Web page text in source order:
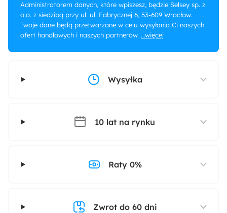
Administratorem danych, które wpiszesz, będzie Selsey sp. z
o.o. z siedzibą przy ul. ul. Fabrycznej 6, 53-609 Wrocław.
Twoje dane będą przetwarzane w celu wysyłania Ci naszych
ofert handlowych i naszych partnerów. ...więcej
Wysyłka
10 lat na rynku
Raty 0%
Zwrot do 60 dni